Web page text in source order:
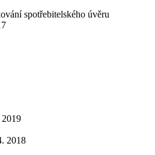
spotřebitelského úvěru
2018